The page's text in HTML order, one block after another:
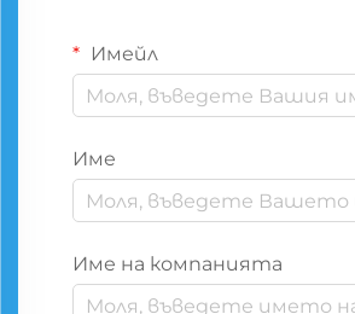
Имейл
Име
Име на компанията